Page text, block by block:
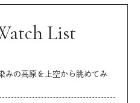
List
みの高原を上空から眺めてみ